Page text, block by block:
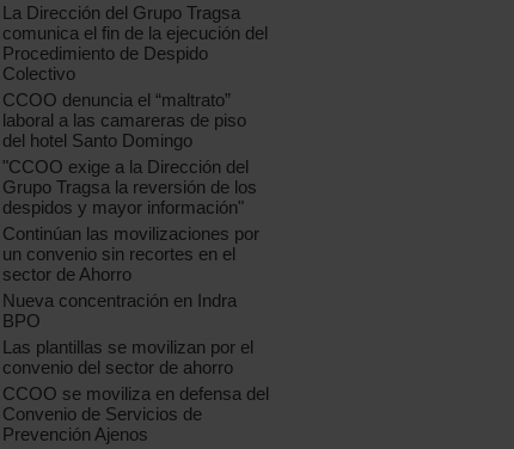
La Dirección del Grupo Tragsa
comunica el fin de la ejecución del
Procedimiento de Despido
Colectivo
CCOO denuncia el “maltrato”
laboral a las camareras de piso
del hotel Santo Domingo
"CCOO exige a la Dirección del
Grupo Tragsa la reversión de los
despidos y mayor información"
Continúan las movilizaciones por
un convenio sin recortes en el
sector de Ahorro
Nueva concentración en Indra
BPO
Las plantillas se movilizan por el
convenio del sector de ahorro
CCOO se moviliza en defensa del
Convenio de Servicios de
Prevención Ajenos